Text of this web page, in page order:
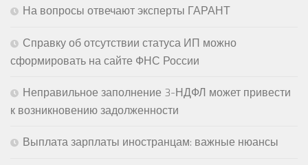
На вопросы отвечают эксперты ГАРАНТ
Справку об отсутствии статуса ИП можно
сформировать на сайте ФНС России
Неправильное заполнение 3-НДФЛ может привести
к возникновению задолженности
Выплата зарплаты иностранцам: важные нюансы